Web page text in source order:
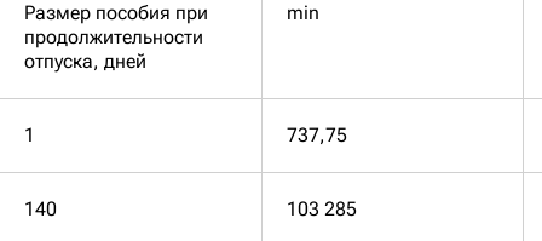
Размер пособия при
продолжительности
отпуска, дней
min
1 737,75
140 103 285